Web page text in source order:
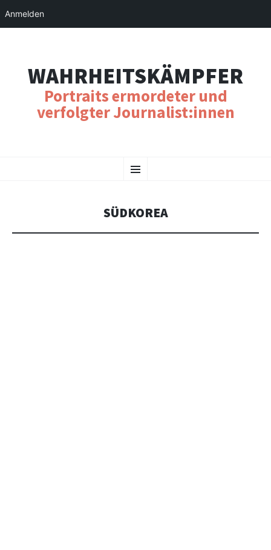
WAHRHEITSKÄMPFER
Portraits ermordeter und
verfolgter Journalist:innen
Menu
TO
SÜDKOREA
Anmelden